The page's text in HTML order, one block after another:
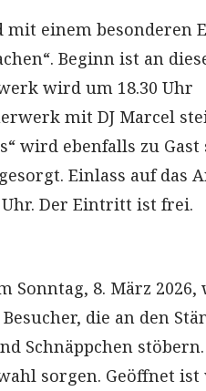
einem besonderen
Beginn ist an
wird um 18.30 Uhr
mit DJ Marcel
wird ebenfalls zu Gast
Einlass auf das
Der Eintritt ist frei.
Sonntag, 8. März 2026,
die an den
Schnäppchen
sorgen. Geöffnet ist